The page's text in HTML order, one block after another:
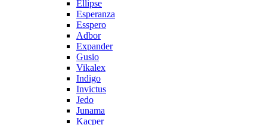
Ellipse
Esperanza
Esspero
Adbor
Expander
Gusio
Vikalex
Indigo
Invictus
Jedo
Junama
Kacper